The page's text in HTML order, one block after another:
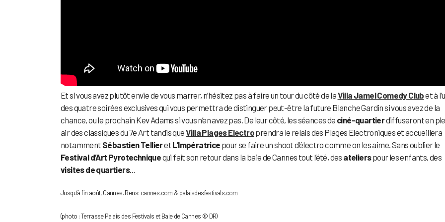
Et si vous avez plutôt envie de vous marrer, n’hésitez pas à faire un tour du côté de laVilla Jamel Comedy Clubet à
des quatre soirées exclusives qui vous permettra de distinguer peut-être la future Blanche Gardin si vous avez de la
chance, ou le prochain Kev Adams si vous n’en avez pas. De leur côté, les séances de ciné-quartierdiffuseront en
air des classiques du 7e Art tandis queVilla Plages Electroprendra le relais des Plages Electroniques et accueillera
notamment Sébastien TellieretL’Impératrice pour se faire un shoot d’électro comme on les aime. Sans oublier le
Festival d’Art Pyrotechniquequi fait son retour dans la baie de Cannes tout l’été, des atelierspour les enfants, des
visites de quartiers…
Jusqu’à fin août, Cannes. Rens: cannes.com & palaisdesfestivals.com
(photo : Terrasse Palais des Festivals et Baie de Cannes © DR)